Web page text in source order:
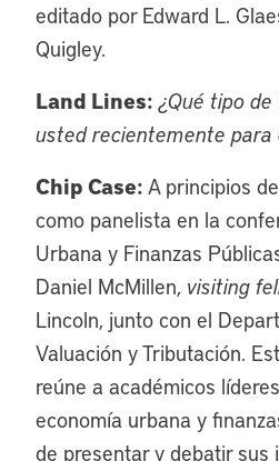
editado por Edward L.
Quigley.
Land Lines: ¿Qué tipo
usted recientemente
Chip Case: A principios
como panelista en la
Urbana y Finanzas
Daniel McMillen, visiting
Lincoln, junto con el
Valuación y Tributación.
reúne a académicos
economía urbana y
de presentar y debatir sus